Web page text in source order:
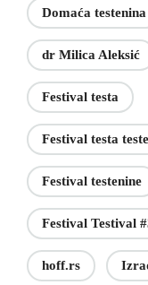
Domaća testenina
dr Milica Aleksić
Festival testa
Festival testa
Festival testenine
Festival Testival
hoff.rs